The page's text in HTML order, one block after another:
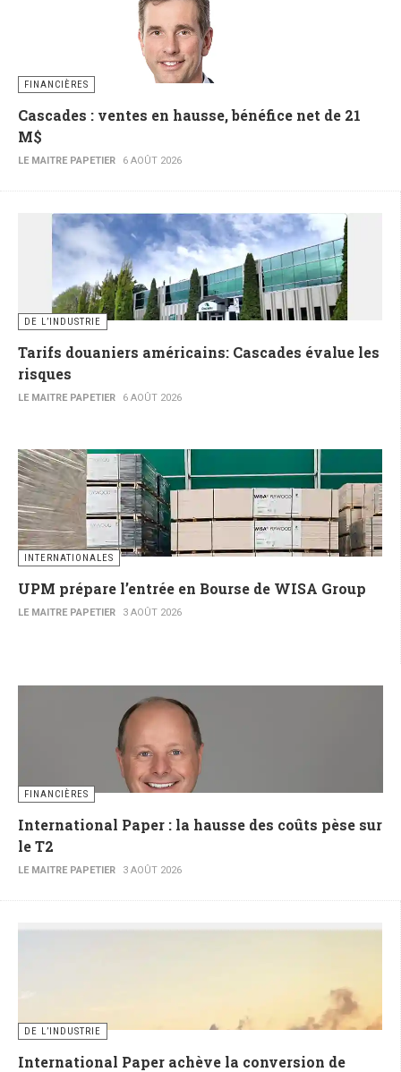
FINANCIÈRES
Cascades : ventes en hausse, bénéfice net de 21
M$
LE MAITRE PAPETIER 6 AOÛT 2026
DE L’INDUSTRIE
Tarifs douaniers américains: Cascades évalue les
risques
LE MAITRE PAPETIER 6 AOÛT 2026
INTERNATIONALES
UPM prépare l’entrée en Bourse de WISA Group
LE MAITRE PAPETIER 3 AOÛT 2026
FINANCIÈRES
International Paper : la hausse des coûts pèse sur
le T2
LE MAITRE PAPETIER 3 AOÛT 2026
DE L’INDUSTRIE
International Paper achève la conversion de